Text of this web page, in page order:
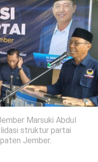
Marsuki Abdul
struktur partai
Jember.